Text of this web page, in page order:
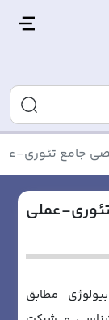
جامع تئوری-
عملی
مطابق